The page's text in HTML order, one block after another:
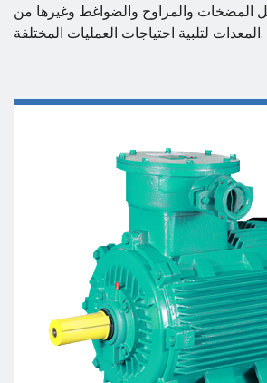
المضخات والمراوح والضواغط وغيرها من
المعدات لتلبية احتياجات العمليات المختلفة.